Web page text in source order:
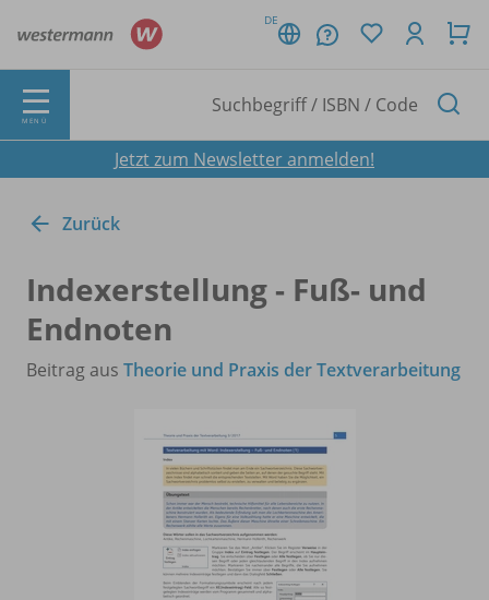
DE
MENÜ
Jetzt zum Newsletter anmelden!
Zurück
Indexerstellung - Fuß- und
Endnoten
Beitrag aus Theorie und Praxis der Textverarbeitung